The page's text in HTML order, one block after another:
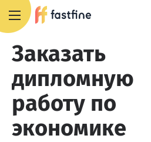
Заказать
дипломную
работу по
экономике